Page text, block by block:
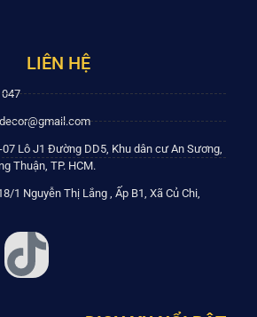
LIÊN HỆ
07 Lô J1 Đường DD5, Khu dân cư An Sương,
Thuận, TP. HCM.
1 Nguyễn Thị Lắng , Ấp B1, Xã Củ Chi,